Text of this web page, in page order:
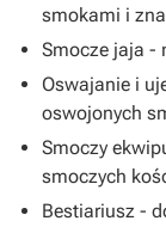
smokami i
Smocze jaja -
Oswajanie i
oswojonych
Smoczy
smoczych
Bestiariusz -